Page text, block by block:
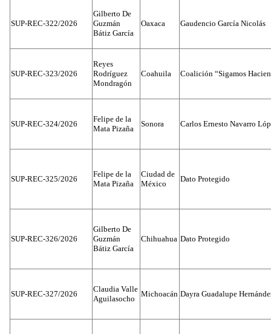
SUP-REC-322/2026
Gilberto De
Guzmán
Bátiz García
Oaxaca Gaudencio García Nicolás
SUP-REC-323/2026
Reyes
Rodríguez
Mondragón
Coahuila Coalición “Sigamos
SUP-REC-324/2026
Felipe de la
Mata Pizaña
Sonora Carlos Ernesto Navarro
SUP-REC-325/2026
Felipe de la
Mata Pizaña
Ciudad de
México
Dato Protegido
SUP-REC-326/2026
Gilberto De
Guzmán
Bátiz García
Chihuahua Dato Protegido
SUP-REC-327/2026
Claudia Valle
Aguilasocho
Michoacán Dayra Guadalupe